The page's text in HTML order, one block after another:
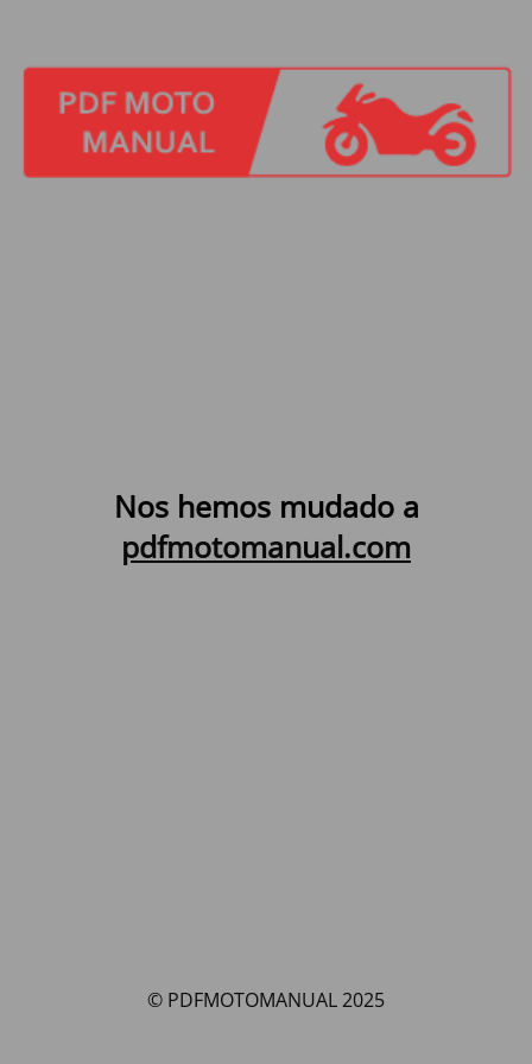
Nos hemos mudado a
pdfmotomanual.com
© PDFMOTOMANUAL 2025